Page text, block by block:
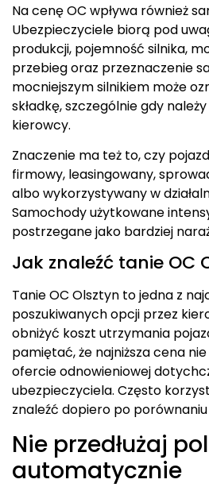
Na cenę OC wpływa również
Ubezpieczyciele biorą pod
produkcji, pojemność silnika,
przebieg oraz przeznaczenie
mocniejszym silnikiem może
składkę, szczególnie gdy
kierowcy.
Znaczenie ma też to, czy
firmowy, leasingowany,
albo wykorzystywany w
Samochody użytkowane
postrzegane jako bardziej
Jak znaleźć tanie OC
Tanie OC Olsztyn to jedna z
poszukiwanych opcji przez
obniżyć koszt utrzymania
pamiętać, że najniższa cena
ofercie odnowieniowej
ubezpieczyciela. Często
znaleźć dopiero po
Nie przedłużaj
automatycznie